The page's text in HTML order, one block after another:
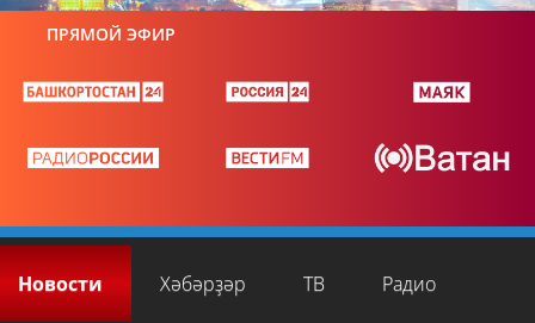
ПРЯМОЙ ЭФИР
Новости Хәбәрҙәр ТВ Радио